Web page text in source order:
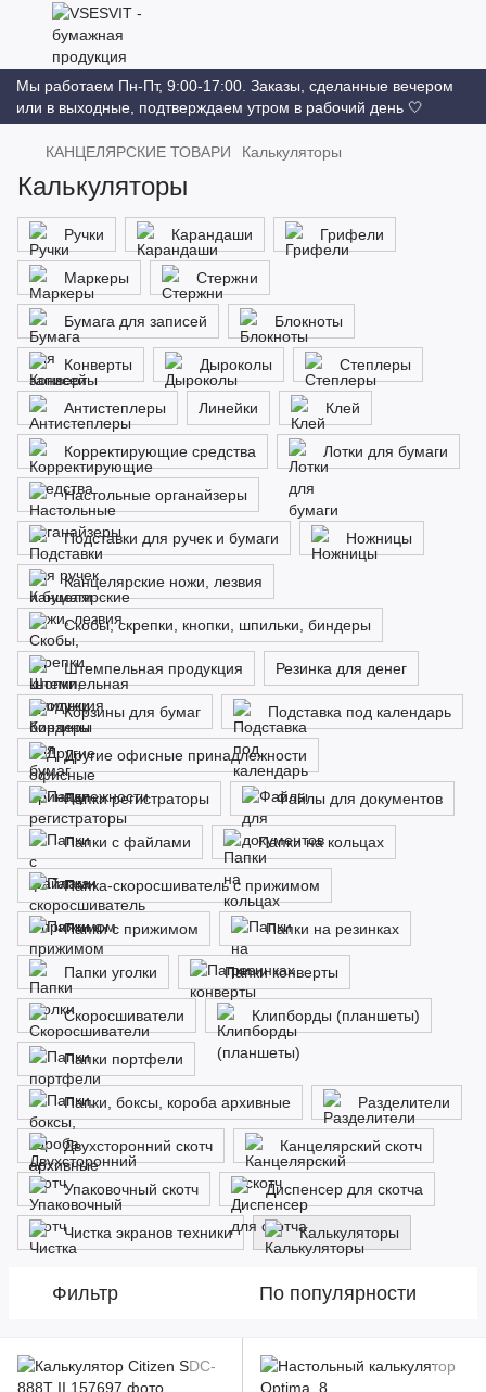
Мы работаем Пн-Пт, 9:00-17:00. Заказы, сделанные вечером
или в выходные, подтверждаем утром в рабочий день 🤍
КАНЦЕЛЯРСКИЕ ТОВАРИ Калькуляторы
Калькуляторы
Ручки Карандаши Грифели
Маркеры Стержни
Бумага для записей Блокноты
Конверты Дыроколы Степлеры
Антистеплеры Линейки Клей
Корректирующие средства Лотки для бумаги
Настольные органайзеры
Подставки для ручек и бумаги Ножницы
Канцелярские ножи, лезвия
Скобы, скрепки, кнопки, шпильки, биндеры
Штемпельная продукция Резинка для денег
Корзины для бумаг Подставка под календарь
Другие офисные принадлежности
Папки регистраторы Файлы для документов
Папки с файлами Папки на кольцах
Папка-скоросшиватель с прижимом
Папки с прижимом Папки на резинках
Папки уголки Папки конверты
Скоросшиватели Клипборды (планшеты)
Папки портфели
Папки, боксы, короба архивные Разделители
Двухсторонний скотч Канцелярский скотч
Упаковочный скотч Диспенсер для скотча
Чистка экранов техники Калькуляторы
Фильтр По популярности